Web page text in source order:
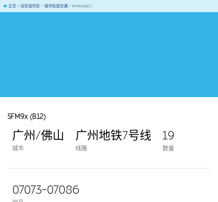
主页 动车组列车 城市轨道交通 SFM9x(B12)
SFM9x (B12)
广州/佛山
城市
广州地铁7号线
线路
19
数量
07073-07086